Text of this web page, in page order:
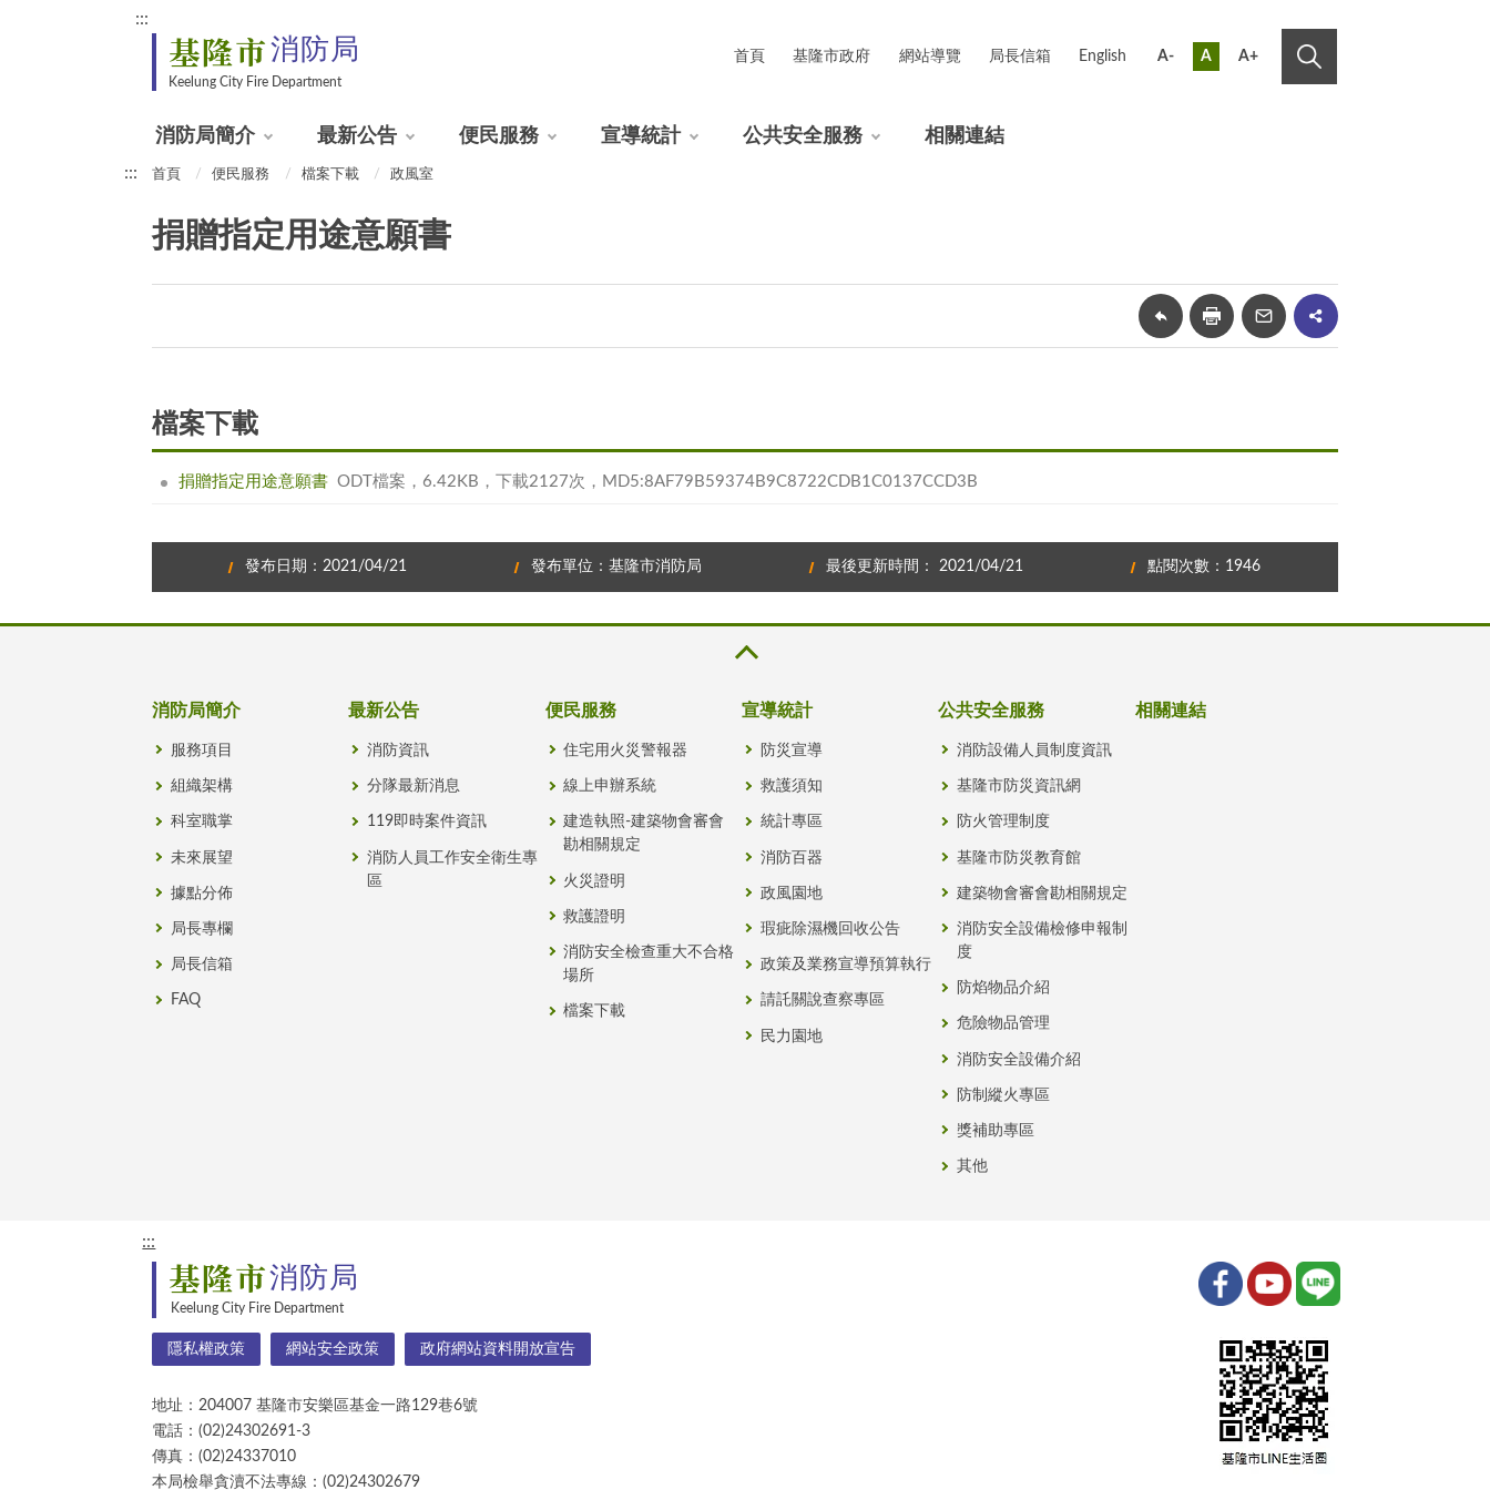
:::
基隆市消防局
Keelung City Fire Department
首頁 基隆市政府 網站導覽 局長信箱 English A- A A+
消防局簡介 最新公告 便民服務 宣導統計 公共安全服務 相關連結
::: 首頁 便民服務 檔案下載 政風室
捐贈指定用途意願書
檔案下載
捐贈指定用途意願書 ODT檔案，6.42KB，下載2127次，MD5:8AF79B59374B9C8722CDB1C0137CCD3B
發布日期：2021/04/21 發布單位：基隆市消防局 最後更新時間： 2021/04/21 點閱次數：1946
消防局簡介
服務項目
組織架構
科室職掌
未來展望
據點分佈
局長專欄
局長信箱
FAQ
最新公告
消防資訊
分隊最新消息
119即時案件資訊
消防人員工作安全衛生專
區
便民服務
住宅用火災警報器
線上申辦系統
建造執照-建築物會審會
勘相關規定
火災證明
救護證明
消防安全檢查重大不合格
場所
檔案下載
宣導統計
防災宣導
救護須知
統計專區
消防百器
政風園地
瑕疵除濕機回收公告
政策及業務宣導預算執行
請託關說查察專區
民力園地
公共安全服務
消防設備人員制度資訊
基隆市防災資訊網
防火管理制度
基隆市防災教育館
建築物會審會勘相關規定
消防安全設備檢修申報制
度
防焰物品介紹
危險物品管理
消防安全設備介紹
防制縱火專區
獎補助專區
其他
相關連結
:::
基隆市消防局
Keelung City Fire Department
隱私權政策 網站安全政策 政府網站資料開放宣告
地址：204007 基隆市安樂區基金一路129巷6號
電話：(02)24302691-3
傳真：(02)24337010
本局檢舉貪瀆不法專線：(02)24302679